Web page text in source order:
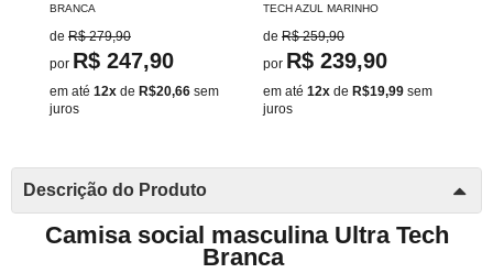
BRANCA
de R$ 279,90
por R$ 247,90
em até 12x de R$20,66 sem
juros
TECH AZUL MARINHO
de R$ 259,90
por R$ 239,90
em até 12x de R$19,99 sem
juros
Descrição do Produto
Camisa social masculina Ultra Tech
Branca